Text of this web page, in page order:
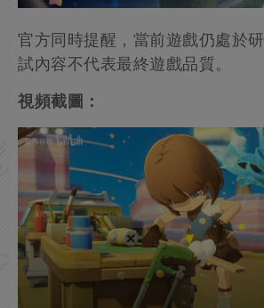
官方同時提醒，當前遊戲仍處於
試內容不代表最終遊戲品質。
視頻截圖：